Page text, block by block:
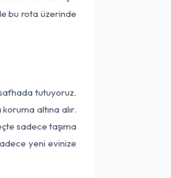
bu rota üzerinde
tutuyoruz.
altına alır.
sadece taşıma
yeni evinize